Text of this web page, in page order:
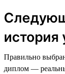
история
Правильно
диплом —